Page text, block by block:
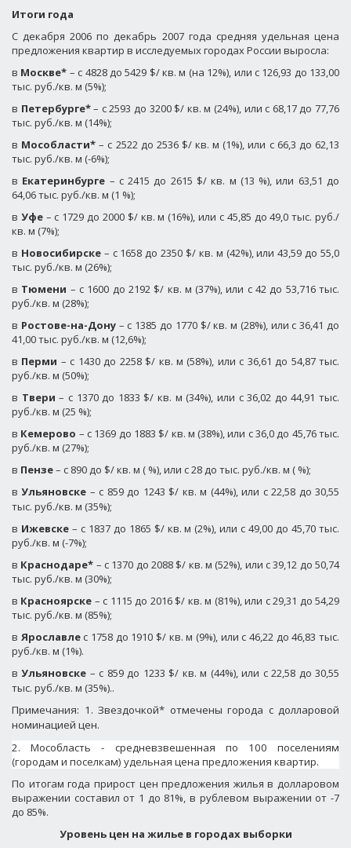
Итоги года
С декабря 2006 по декабрь 2007 года средняя удельная цена
предложения квартир в исследуемых городах России выросла:
в Москве* – с 4828 до 5429 $/ кв. м (на 12%), или с 126,93 до 133,00
тыс. руб./кв. м (5%);
в Петербурге*– с 2593 до 3200 $/ кв. м (24%), или с 68,17 до 77,76
тыс. руб./кв. м (14%);
в Мособласти* – с 2522 до 2536 $/ кв. м (1%), или с 66,3 до 62,13
тыс. руб./кв. м (-6%);
в Екатеринбурге – с 2415 до 2615 $/ кв. м (13 %), или 63,51 до
64,06 тыс. руб./кв. м (1 %);
в Уфе – с 1729 до 2000 $/ кв. м (16%), или с 45,85 до 49,0 тыс. руб./
кв. м (7%);
в Новосибирске– с 1658 до 2350 $/ кв. м (42%), или 43,59 до 55,0
тыс. руб./кв. м (26%);
в Тюмени – с 1600 до 2192 $/ кв. м (37%), или с 42 до 53,716 тыс.
руб./кв. м (28%);
в Ростове-на-Дону– с 1385 до 1770 $/ кв. м (28%), или с 36,41 до
41,00 тыс. руб./кв. м (12,6%);
в Перми – с 1430 до 2258 $/ кв. м (58%), или с 36,61 до 54,87 тыс.
руб./кв. м (50%);
в Твери – с 1370 до 1833 $/ кв. м (34%), или с 36,02 до 44,91 тыс.
руб./кв. м (25 %);
в Кемерово – с 1369 до 1883 $/ кв. м (38%), или с 36,0 до 45,76 тыс.
руб./кв. м (27%);
в Пензе– с 890 до $/ кв. м ( %), или с 28 до тыс. руб./кв. м ( %);
вУльяновске – с 859 до 1243 $/ кв. м (44%), или с 22,58 до 30,55
тыс. руб./кв. м (35%);
в Ижевске– с 1837 до 1865 $/ кв. м (2%), или с 49,00 до 45,70 тыс.
руб./кв. м (-7%);
в Краснодаре* – с 1370 до 2088 $/ кв. м (52%), или с 39,12 до 50,74
тыс. руб./кв. м (30%);
в Красноярске – с 1115 до 2016 $/ кв. м (81%), или с 29,31 до 54,29
тыс. руб./кв. м (85%);
в Ярославлес 1758 до 1910 $/ кв. м (9%), или с 46,22 до 46,83 тыс.
руб./кв. м (1%).
вУльяновске – с 859 до 1233 $/ кв. м (44%), или с 22,58 до 30,55
тыс. руб./кв. м (35%)..
Примечания: 1. Звездочкой* отмечены города с долларовой
номинацией цен.
2. Мособласть - средневзвешенная по 100 поселениям
(городам и поселкам) удельная цена предложения квартир.
По итогам года прирост цен предложения жилья в долларовом
выражении составил от 1 до 81%, в рублевом выражении от -7
до 85%.
Уровень цен на жилье в городах выборки